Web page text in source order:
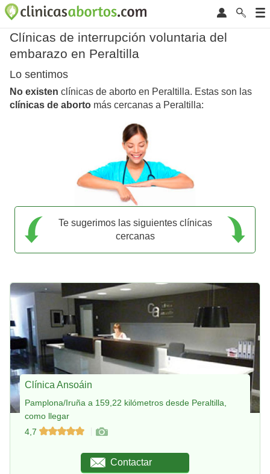
Clínicas de interrupción voluntaria del
embarazo en Peraltilla
Lo sentimos
No existen clínicas de aborto en Peraltilla. Estas son las
clínicas de aborto más cercanas a Peraltilla:
Te sugerimos las siguientes clínicas
cercanas
Clínica Ansoáin
Pamplona/Iruña a 159,22 kilómetros desde Peraltilla,
como llegar
4,7
Contactar